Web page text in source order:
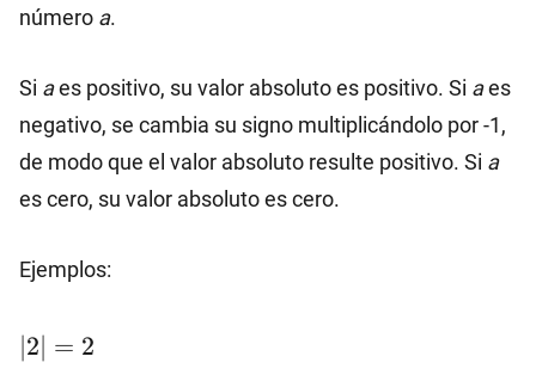
número a.
Si aes positivo, su valor absoluto es positivo. Si aes
negativo, se cambia su signo multiplicándolo por -1,
de modo que el valor absoluto resulte positivo. Si a
es cero, su valor absoluto es cero.
Ejemplos:
|2|=2
∣2∣ = 2